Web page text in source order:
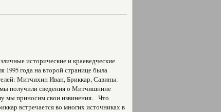
исторические и краеведческие
1995 года на второй странице была
Митчихин Иван, Бриккар, Савины.
получили сведения о Митчишнине
мы приносим свои извинения. Что
встречается во многих источниках в